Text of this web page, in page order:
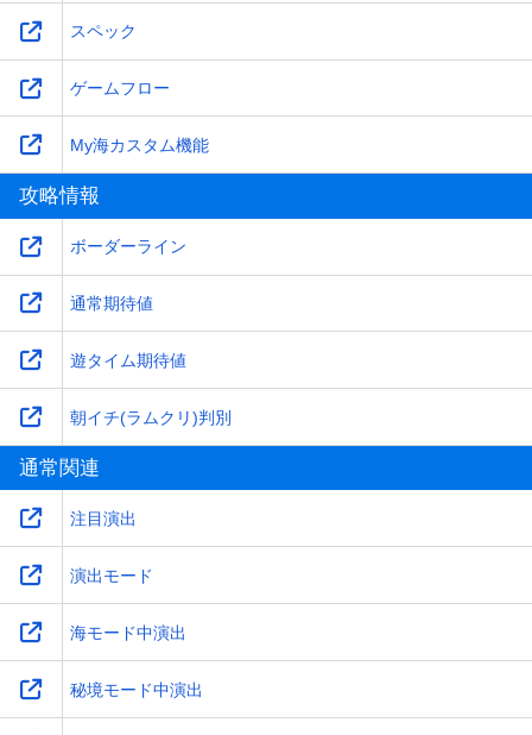
スペック
ゲームフロー
My海カスタム機能
攻略情報
ボーダーライン
通常期待値
遊タイム期待値
朝イチ(ラムクリ)判別
通常関連
注目演出
演出モード
海モード中演出
秘境モード中演出